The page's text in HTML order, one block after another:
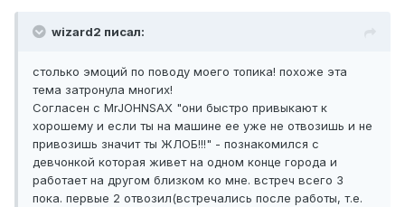
wizard2 писал:
столько эмоций по поводу моего топика! похоже эта
тема затронула многих!
Согласен с MrJOHNSAX "они быстро привыкают к
хорошему и если ты на машине ее уже не отвозишь и не
привозишь значит ты ЖЛОБ!!!" - познакомился с
девчонкой которая живет на одном конце города и
работает на другом близком ко мне. встреч всего 3
пока. первые 2 отвозил(встречались после работы, т.е.